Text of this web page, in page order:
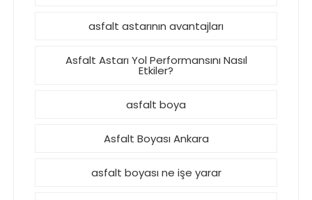
asfalt astarının avantajları
Asfalt Astarı Yol Performansını Nasıl
Etkiler?
asfalt boya
Asfalt Boyası Ankara
asfalt boyası ne işe yarar